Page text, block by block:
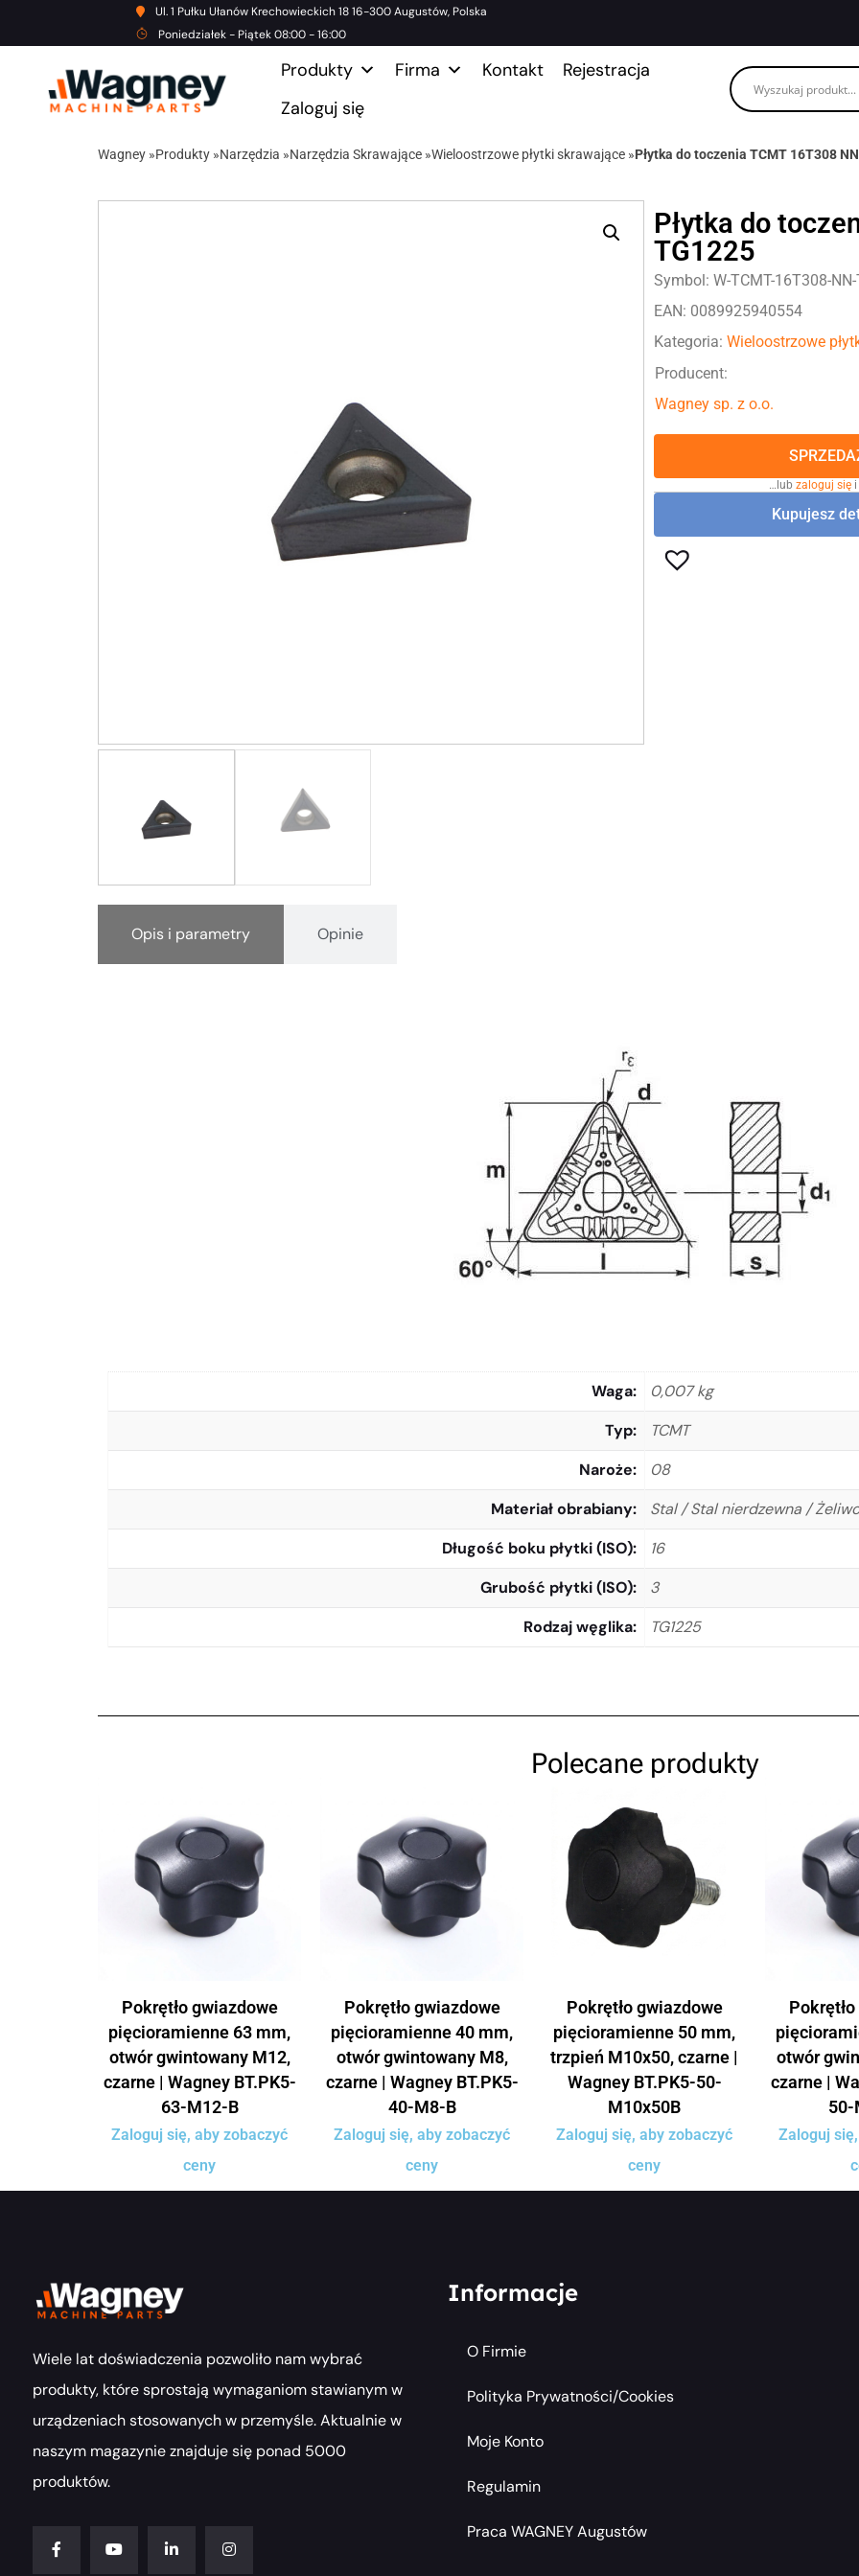
Ul. 1 Pułku Ułanów Krechowieckich 18 16-300 Augustów, Polska
Poniedziałek - Piątek 08:00 - 16:00
Produkty Firma Kontakt
Rejestracja
Zaloguj się
Wagney »Produkty »Narzędzia »Narzędzia Skrawające »Wieloostrzowe płytki skrawające »Płytka do toczenia TCMT 16T308
Płytka do
TG1225
Symbol: W-TCMT-16T308-
EAN: 0089925940554
Kategoria: Wieloostrzowe
Producent:
Wagney sp. z o.o.
…lub zaloguj się
Kupujesz
Opis i parametry Opinie
Waga
0,007 kg
Typ
TCMT
Naroże
08
Materiał obrabiany
Stal / Stal nierdzewna / Żeliwo
Długość boku płytki (ISO)
16
Grubość płytki (ISO)
3
Rodzaj węglika
TG1225
Polecane produkty
Pokrętło gwiazdowe
pięcioramienne 63 mm,
otwór gwintowany M12,
czarne | Wagney BT.PK5-
63-M12-B
Zaloguj się, aby zobaczyć
ceny
Pokrętło gwiazdowe
pięcioramienne 40 mm,
otwór gwintowany M8,
czarne | Wagney BT.PK5-
40-M8-B
Zaloguj się, aby zobaczyć
ceny
Pokrętło gwiazdowe
pięcioramienne 50 mm,
trzpień M10x50, czarne |
Wagney BT.PK5-50-
M10x50B
Zaloguj się, aby zobaczyć
ceny
otwór
czarne |
50-
Zaloguj
Wiele lat doświadczenia pozwoliło nam wybrać
produkty, które sprostają wymaganiom stawianym w
urządzeniach stosowanych w przemyśle. Aktualnie w
naszym magazynie znajduje się ponad 5000
produktów.
Informacje
O Firmie
Polityka Prywatności/cookies
Moje Konto
Regulamin
Praca WAGNEY Augustów